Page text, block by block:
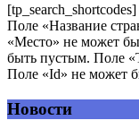
[tp_search_shortcodes]
Поле «Название
«Место» не может
быть пустым. Поле
Поле «Id» не может
Новости